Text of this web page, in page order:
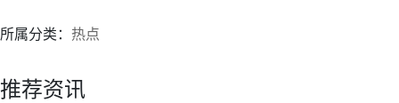
所属分类： 热点
推荐资讯